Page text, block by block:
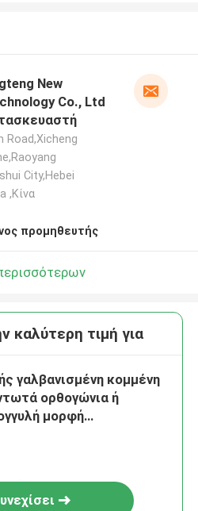
New
Co., Ltd
Road,Xicheng
City,Hebei
,Κίνα
προμηθευτής
καλύτερη τιμή για
γαλβανισμένη κομμένη
ορθογώνια ή
μορφή